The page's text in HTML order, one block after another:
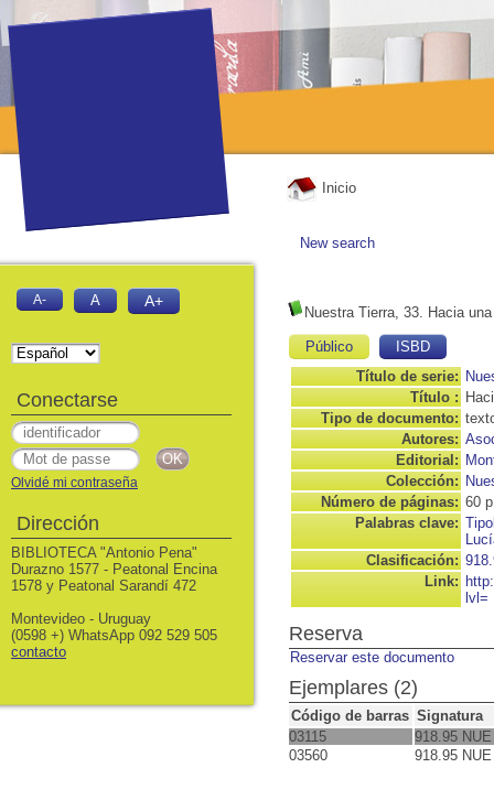
Inicio
New search
Nuestra Tierra, 33. Hacia
Público
ISBD
Título de serie:
Título :
Tipo de documento:
Autores:
Editorial:
Colección:
Número de páginas: 60 p
Palabras clave:
Clasificación:
Link:
lvl=
Reserva
Reservar este documento
Ejemplares (2)
Código de barras Signatura
03115
918.95
03560
918.95
A- A A+
Conectarse
Olvidé mi contraseña
Dirección
BIBLIOTECA "Antonio Pena"
Durazno 1577 - Peatonal Encina
1578 y Peatonal Sarandí 472
Montevideo - Uruguay
(0598 +) WhatsApp 092 529 505
contacto